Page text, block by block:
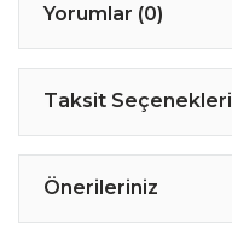
Yorumlar (0)
Taksit Seçenekleri
Önerileriniz